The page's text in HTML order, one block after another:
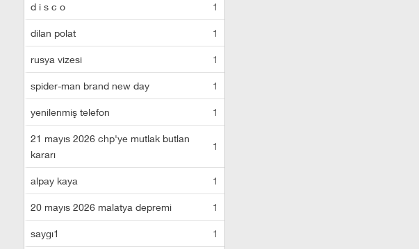
d i s c o 1
dilan polat 1
rusya vizesi 1
spider-man brand new day 1
yenilenmiş telefon 1
21 mayıs 2026 chp'ye mutlak butlan
kararı
1
alpay kaya 1
20 mayıs 2026 malatya depremi 1
saygı1 1